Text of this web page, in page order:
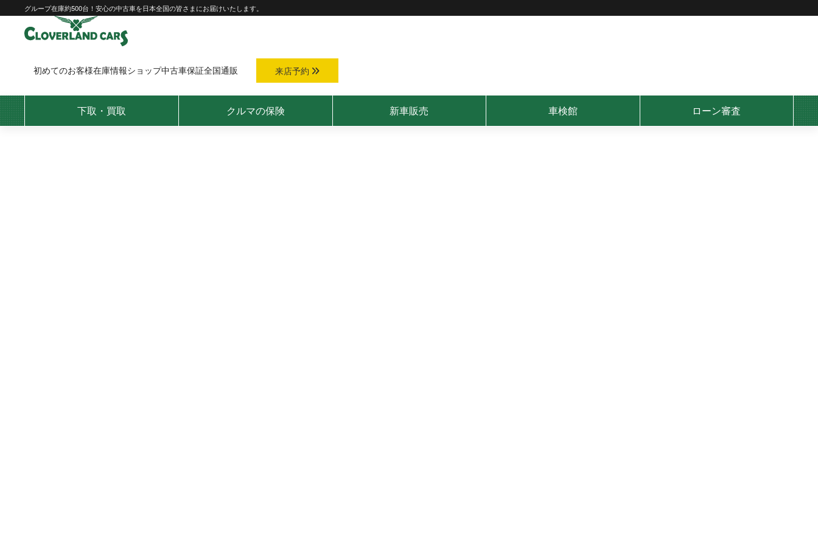
content
グループ在庫約500台！安心の中古車を日本全国の皆さまにお届けいたします。
初めてのお客様在庫情報ショップ中古車保証全国通販 来店予約
下取・買取 クルマの保険 新車販売 車検館 ローン審査